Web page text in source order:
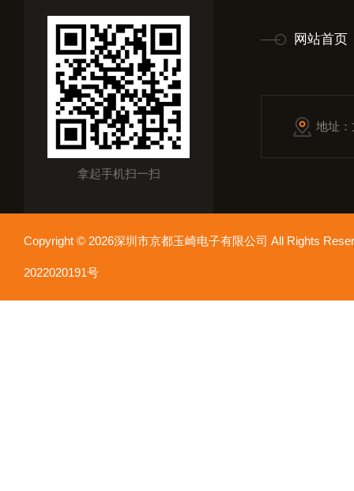
拿起手机扫一扫
网站首页
地址
Copyright © 2026深圳市京都玉崎电子有限公司 All Rights
2022020191号